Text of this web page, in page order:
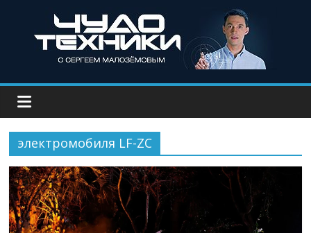
электромобиля LF-ZC